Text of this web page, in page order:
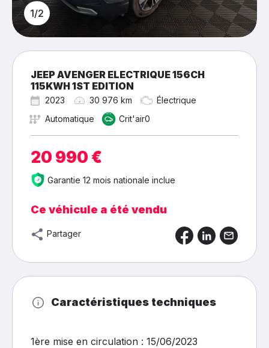
1/2
JEEP AVENGER ELECTRIQUE 156CH
115KWH 1ST EDITION
2023 30 976 km
Électrique
Automatique
Crit'air0
20 990 €
Garantie 12 mois nationale inclue
Ce véhicule a été vendu
Partager
Caractéristiques techniques
1ère mise en circulation : 15/06/2023